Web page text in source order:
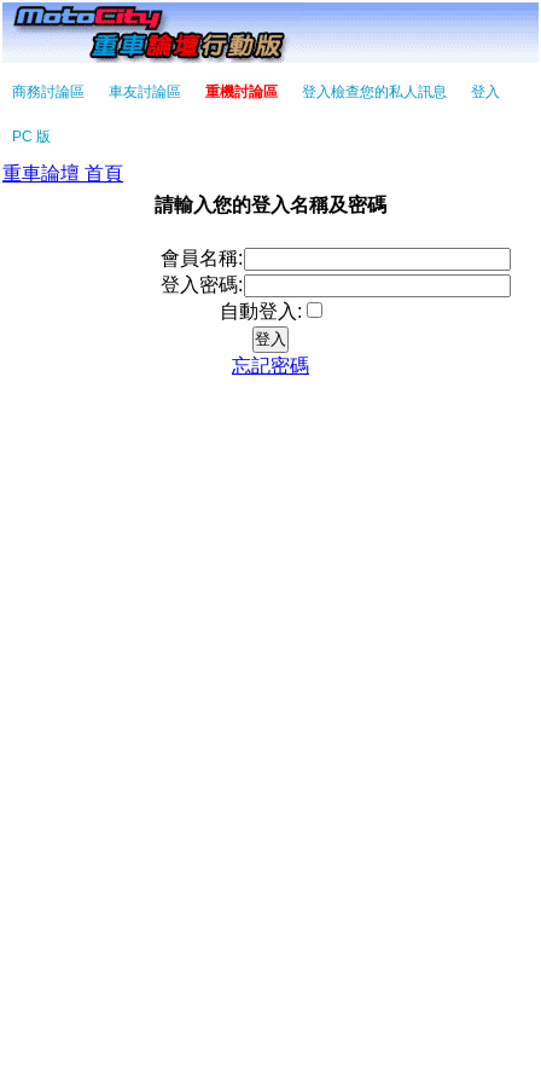
商務討論區 車友討論區 重機討論區 登入檢查您的私人訊息 登入
PC 版
重車論壇 首頁
請輸入您的登入名稱及密碼
會員名稱:
登入密碼:
自動登入:
忘記密碼